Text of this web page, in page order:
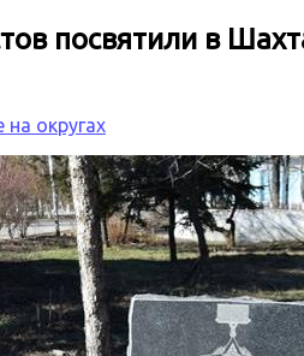
посвятили в
округах